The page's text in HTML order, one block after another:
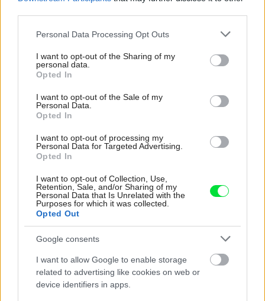
Please note that this website/app uses one or more Google
not limited to your visit or usage behaviour. You may click to
grant or deny consent to Google and its third-party tags to
use your data for below specified purposes in below Google
consent section.
Personal Data Processing Opt Outs
I want to opt-out of the Sharing of my
personal data.
Opted In
I want to opt-out of the Sale of my
Personal Data.
Opted In
I want to opt-out of processing my
Personal Data for Targeted Advertising.
Opted In
I want to opt-out of Collection, Use,
Retention, Sale, and/or Sharing of my
Personal Data that Is Unrelated with the
Purposes for which it was collected.
Opted Out
Google consents
I want to allow Google to enable storage
related to advertising like cookies on web or
device identifiers in apps.
pri čom rátať s častou údržbou?
Žije pri lese, chová sliepky a uspáva ju
rieka. Miestni remeselníci vytvorili bývanie,
ktoré vyzerá ako malý raj